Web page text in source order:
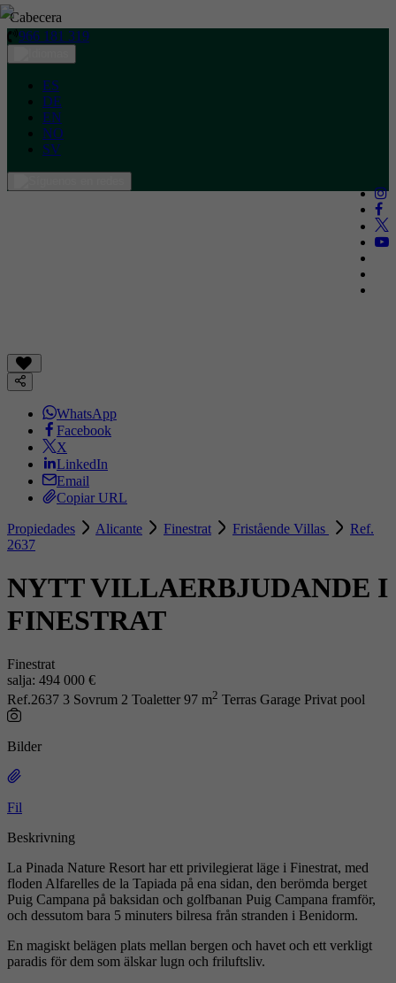
Cabecera
966 181 319
ES
DE
EN
NO
SV
WhatsApp
Facebook
X
LinkedIn
Email
Copiar URL
Propiedades Alicante Finestrat Fristående Villas
Ref.
2637
NYTT VILLAERBJUDANDE I
FINESTRAT
Finestrat
salja: 494 000 €
Ref.2637 3 Sovrum 2 Toaletter 97 m2 Terras Garage Privat pool
Bilder
Fil
Beskrivning
La Pinada Nature Resort har ett privilegierat läge i Finestrat, med
floden Alfarelles de la Tapiada på ena sidan, den berömda berget
Puig Campana på baksidan och golfbanan Puig Campana framför,
och dessutom bara 5 minuters bilresa från stranden i Benidorm.
En magiskt belägen plats mellan bergen och havet och ett verkligt
paradis för dem som älskar lugn och friluftsliv.